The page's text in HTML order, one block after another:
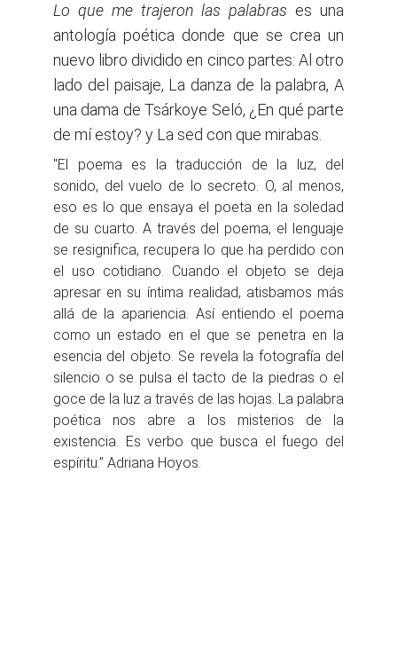
Lo que me trajeron las palabras es una
antología poética donde que se crea un
nuevo libro dividido en cinco partes: Al otro
lado del paisaje, La danza de la palabra, A
una dama de Tsárkoye Seló, ¿En qué parte
de mí estoy? y La sed con que mirabas.
"El poema es la traducción de la luz, del
sonido, del vuelo de lo secreto. O, al menos,
eso es lo que ensaya el poeta en la soledad
de su cuarto. A través del poema, el lenguaje
se resignifica, recupera lo que ha perdido con
el uso cotidiano. Cuando el objeto se deja
apresar en su íntima realidad, atisbamos más
allá de la apariencia. Así entiendo el poema
como un estado en el que se penetra en la
esencia del objeto. Se revela la fotografía del
silencio o se pulsa el tacto de la piedras o el
goce de la luz a través de las hojas. La palabra
poética nos abre a los misterios de la
existencia. Es verbo que busca el fuego del
espíritu.” Adriana Hoyos.